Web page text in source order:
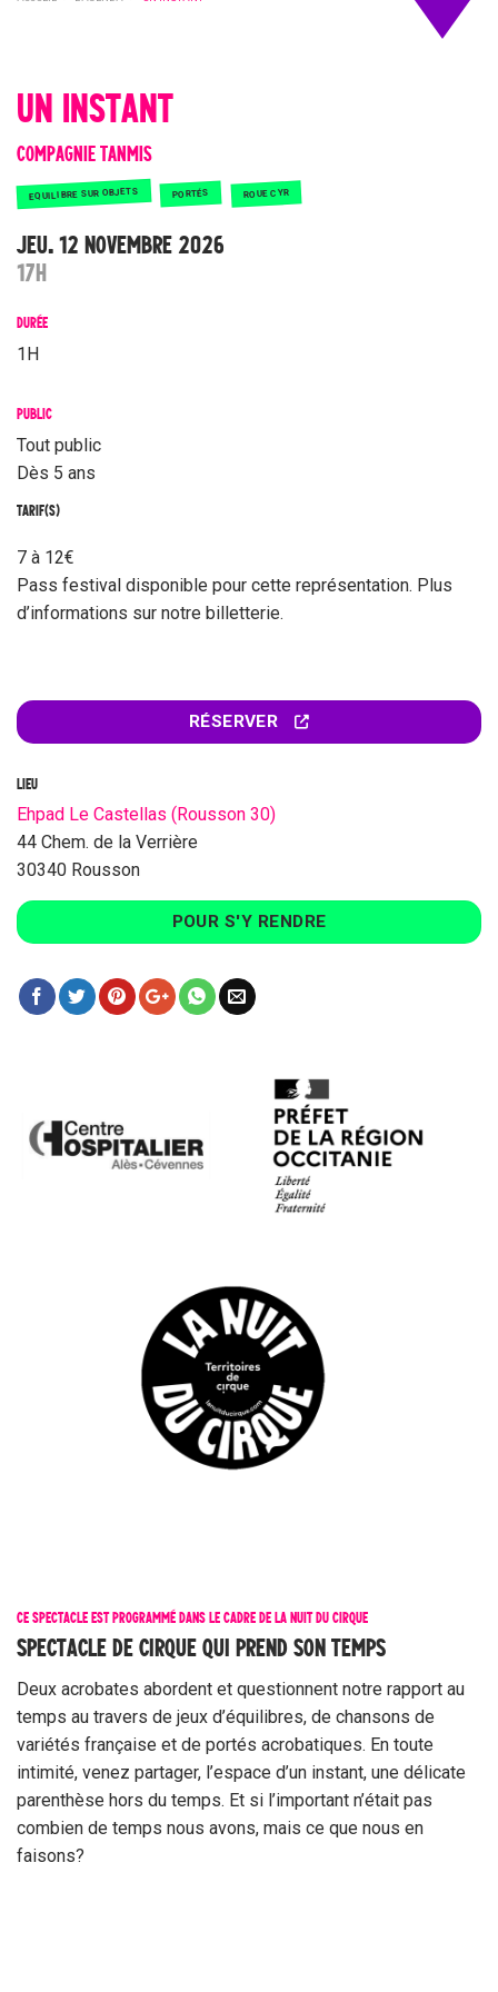
UN INSTANT
COMPAGNIE TANMIS
EQUILIBRE SUR OBJETS PORTÉS ROUE CYR
JEU. 12 NOVEMBRE 2026
17H
DURÉE
1H
PUBLIC
Tout public
Dès 5 ans
TARIF(S)
7 à 12€
Pass festival disponible pour cette représentation. Plus
d’informations sur notre billetterie.
RÉSERVER
LIEU
Ehpad Le Castellas (Rousson 30)
44 Chem. de la Verrière
30340 Rousson
POUR S'Y RENDRE
CE SPECTACLE EST PROGRAMMÉ DANS LE CADRE DE LA NUIT DU CIRQUE
SPECTACLE DE CIRQUE QUI PREND SON TEMPS
Deux acrobates abordent et questionnent notre rapport au
temps au travers de jeux d’équilibres, de chansons de
variétés française et de portés acrobatiques. En toute
intimité, venez partager, l’espace d’un instant, une délicate
parenthèse hors du temps. Et si l’important n’était pas
combien de temps nous avons, mais ce que nous en
faisons?